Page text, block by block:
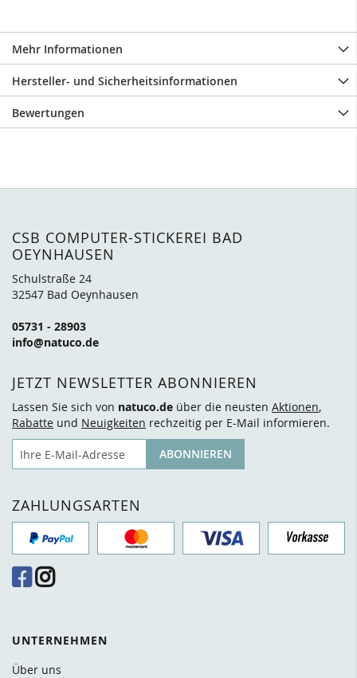
Mehr Informationen
Hersteller- und Sicherheitsinformationen
Bewertungen
CSB COMPUTER-STICKEREI BAD
OEYNHAUSEN
Schulstraße 24
32547 Bad Oeynhausen
05731 - 28903
info@natuco.de
JETZT NEWSLETTER ABONNIEREN
Lassen Sie sich von natuco.de über die neusten Aktionen,
Rabatte und Neuigkeiten rechzeitig per E-Mail informieren.
ABONNIEREN
ZAHLUNGSARTEN
UNTERNEHMEN
Über uns